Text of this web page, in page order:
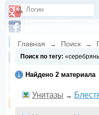
Главная → Поиск →
Поиск по тегу:
Найдено 2 материала
Унитазы →